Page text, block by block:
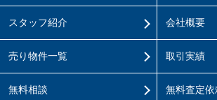
スタッフ紹介
売り物件一覧
無料相談
会社概要
取引実績
無料査定依